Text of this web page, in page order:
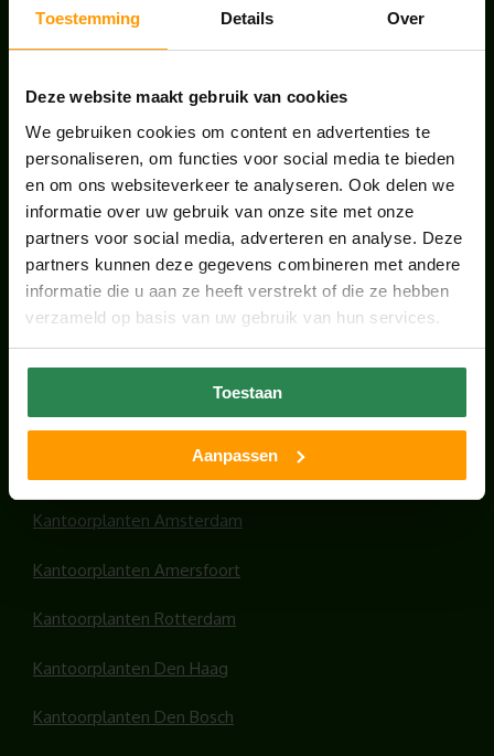
Toestemming Details Over
Deze website maakt gebruik van cookies
We gebruiken cookies om content en advertenties te
personaliseren, om functies voor social media te bieden
en om ons websiteverkeer te analyseren. Ook delen we
informatie over uw gebruik van onze site met onze
partners voor social media, adverteren en analyse. Deze
partners kunnen deze gegevens combineren met andere
informatie die u aan ze heeft verstrekt of die ze hebben
verzameld op basis van uw gebruik van hun services.
Toestaan
Aanpassen
PAKKEN WE HET AAN
UNION HOUSE UTRECHT
juli 28, 2026
ONS TEAM GROEIT VERDER
juni 17, 2026
Office plants
Kantoorplanten Amsterdam
Kantoorplanten Amersfoort
Kantoorplanten Rotterdam
Kantoorplanten Den Haag
Kantoorplanten Den Bosch